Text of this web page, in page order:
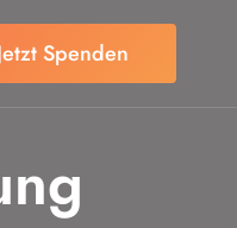
Spenden